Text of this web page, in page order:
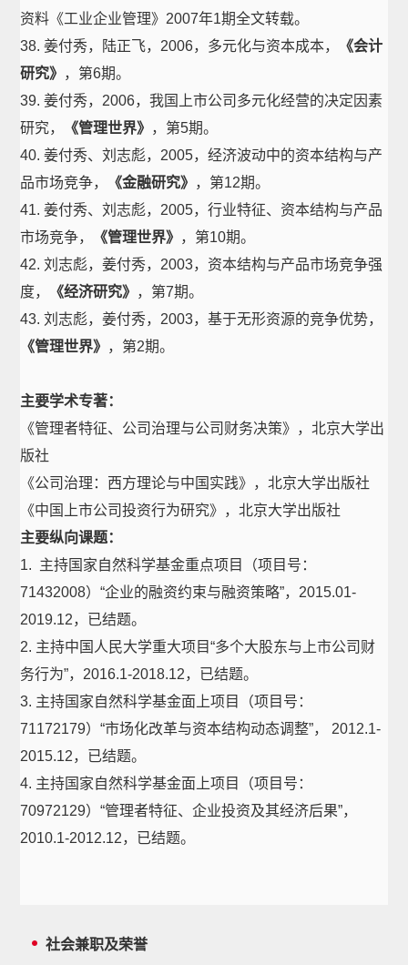
资料《工业企业管理》2007年1期全文转载。
38. 姜付秀，陆正飞，2006，多元化与资本成本，
《会计
研究》 ，第6期。
39. 姜付秀，2006，我国上市公司多元化经营的决定因素
研究，
《管理世界》 ，第5期。
40. 姜付秀、刘志彪，2005，经济波动中的资本结构与产
品市场竞争，
《金融研究》 ，第12期。
41. 姜付秀、刘志彪，2005，行业特征、资本结构与产品
市场竞争，
《管理世界》 ，第10期。
42. 刘志彪，姜付秀，2003，资本结构与产品市场竞争强
度，
《经济研究》 ，第7期。
43. 刘志彪，姜付秀，2003，基于无形资源的竞争优势，
《管理世界》 ，第2期。
主要学术专著：
《管理者特征、公司治理与公司财务决策》，北京大学出
版社
《公司治理：西方理论与中国实践》，北京大学出版社
《中国上市公司投资行为研究》，北京大学出版社
主要纵向课题：
1. 主持国家自然科学基金重点项目（项目号：
71432008）“企业的融资约束与融资策略”，2015.01-
2019.12，已结题。
2. 主持中国人民大学重大项目“多个大股东与上市公司财
务行为”，2016.1-2018.12，已结题。
3. 主持国家自然科学基金面上项目（项目号：
71172179）“市场化改革与资本结构动态调整”， 2012.1-
2015.12，已结题。
4. 主持国家自然科学基金面上项目（项目号：
70972129）“管理者特征、企业投资及其经济后果”，
2010.1-2012.12，已结题。
社会兼职及荣誉